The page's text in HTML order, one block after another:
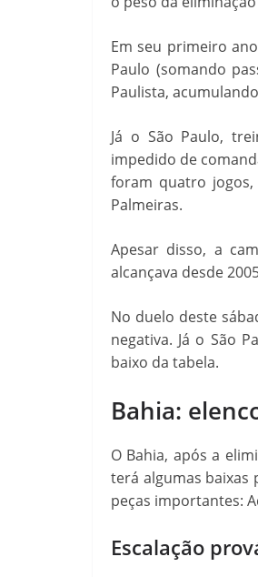
Em seu primeiro
Paulo (somando
Paulista,
Já o São Paulo,
impedido de
foram quatro
Palmeiras.
Apesar disso, a
alcançava desde
No duelo deste
negativa. Já o São
baixo da tabela.
Bahia:
O Bahia, após a
terá algumas baixas
peças importantes:
Escalação